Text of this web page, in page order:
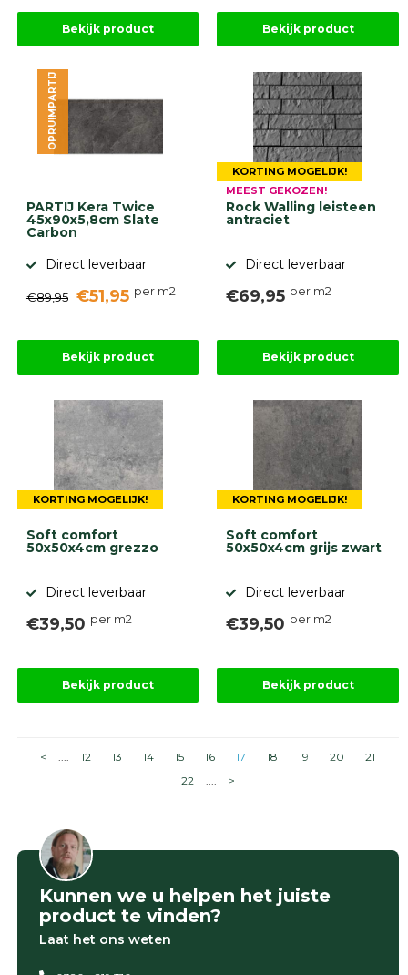
Bekijk product Bekijk product
PARTIJ Kera Twice
45x90x5,8cm Slate
Carbon
Direct leverbaar
€89,95 €51,95 per m2
OPRUIMPARTIJ
Bekijk product
KORTING MOGELIJK!
MEEST GEKOZEN!
Rock Walling leisteen
antraciet
Direct leverbaar
€69,95 per m2
Bekijk product
KORTING MOGELIJK!
Soft comfort
50x50x4cm grezzo
Direct leverbaar
€39,50 per m2
Bekijk product
KORTING MOGELIJK!
Soft comfort
50x50x4cm grijs zwart
Direct leverbaar
€39,50 per m2
Bekijk product
< .... 12 13 14 15 16 17 18 19 20
21
22
.... >
Kunnen we u helpen het juiste
product te vinden?
Laat het ons weten